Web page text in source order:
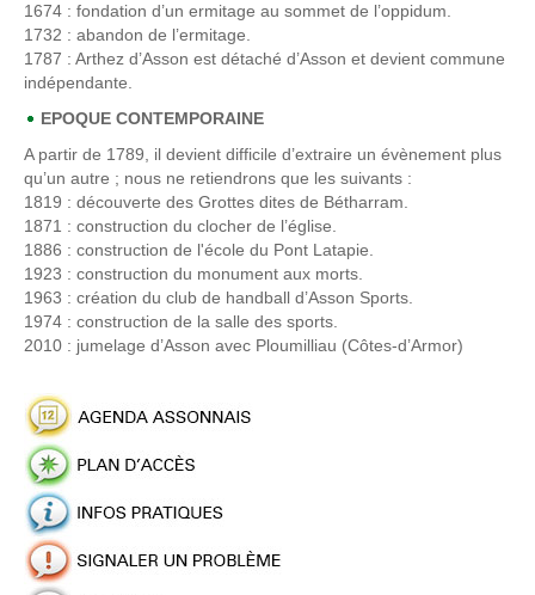
1674 : fondation d’un ermitage au sommet de l’oppidum.
1732 : abandon de l’ermitage.
1787 : Arthez d’Asson est détaché d’Asson et devient commune
indépendante.
EPOQUE CONTEMPORAINE
A partir de 1789, il devient difficile d’extraire un évènement plus
qu’un autre ; nous ne retiendrons que les suivants :
1819 : découverte des Grottes dites de Bétharram.
1871 : construction du clocher de l’église.
1886 : construction de l'école du Pont Latapie.
1923 : construction du monument aux morts.
1963 : création du club de handball d’Asson Sports.
1974 : construction de la salle des sports.
2010 : jumelage d’Asson avec Ploumilliau (Côtes-d’Armor)